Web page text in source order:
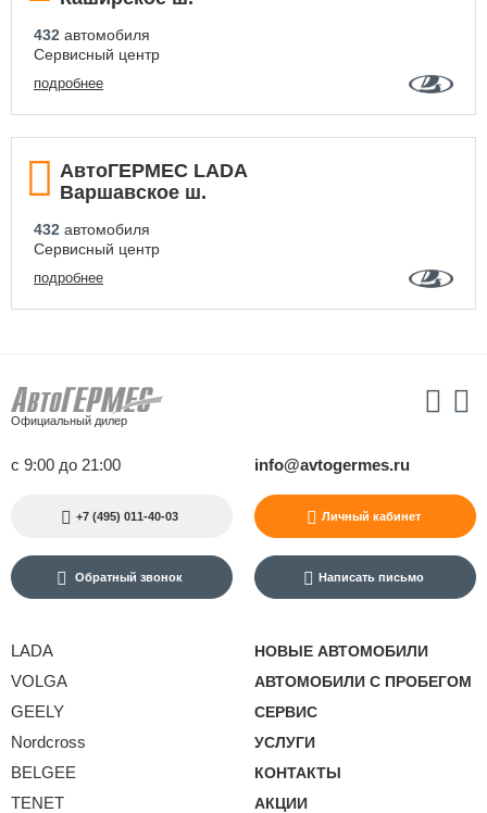
432 автомобиля
Сервисный центр
подробнее
АвтоГЕРМЕС LADA
Варшавское ш.
432 автомобиля
Сервисный центр
подробнее
Официальный дилер
с 9:00 до 21:00 info@avtogermes.ru
+7 (495) 011-40-03 Личный кабинет
Обратный звонок Написать письмо
LADA
VOLGA
GEELY
Nordcross
BELGEE
TENET
НОВЫЕ АВТОМОБИЛИ
АВТОМОБИЛИ С ПРОБЕГОМ
СЕРВИС
УСЛУГИ
КОНТАКТЫ
АКЦИИ